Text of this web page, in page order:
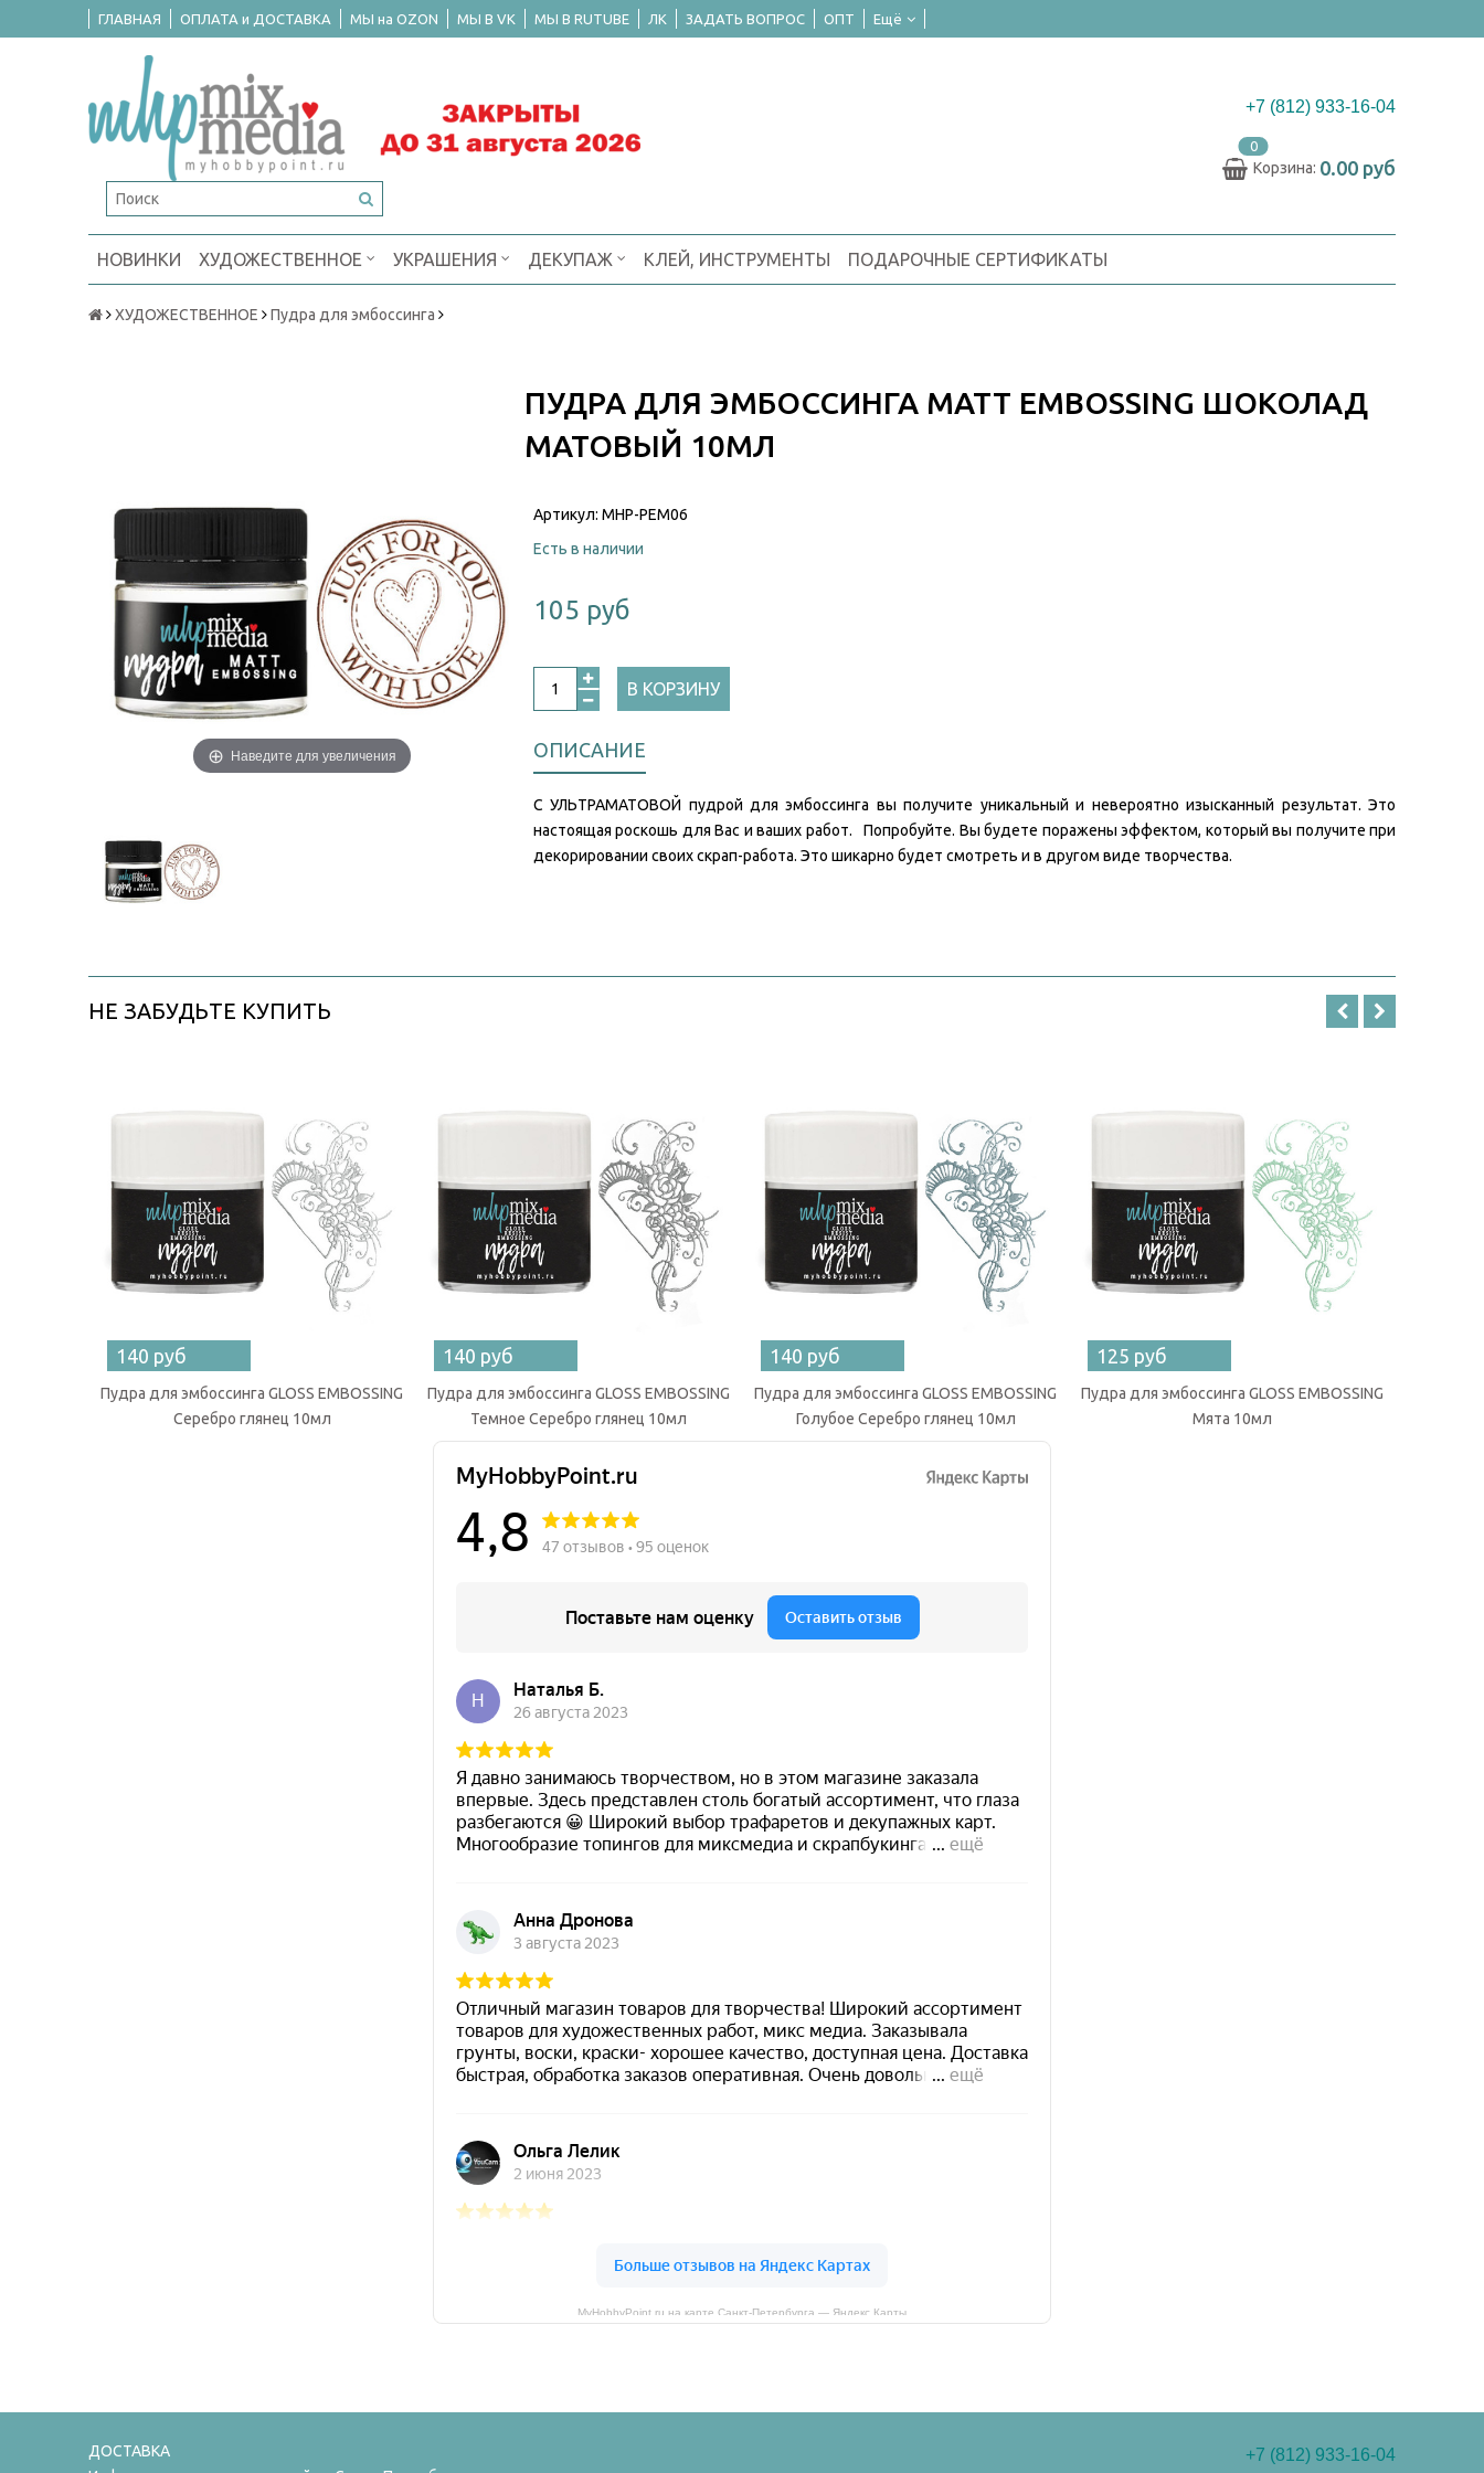
ГЛАВНАЯ ОПЛАТА и ДОСТАВКА МЫ на OZON МЫ В VK МЫ В RUTUBE ЛК ЗАДАТЬ ВОПРОС ОПТ Ещё
+7 (812) 933-16-04
0
Корзина: 0.00 руб
НОВИНКИ ХУДОЖЕСТВЕННОЕ УКРАШЕНИЯ ДЕКУПАЖ КЛЕЙ, ИНСТРУМЕНТЫ ПОДАРОЧНЫЕ СЕРТИФИКАТЫ
ХУДОЖЕСТВЕННОЕ Пудра для эмбоссинга
ПУДРА ДЛЯ ЭМБОССИНГА MATT EMBOSSING ШОКОЛАД
МАТОВЫЙ 10МЛ
Наведите для увеличения
Артикул: MHP-PEM06
Есть в наличии
105 руб
В КОРЗИНУ
ОПИСАНИЕ
С УЛЬТРАМАТОВОЙ пудрой для эмбоссинга вы получите уникальный и невероятно изысканный результат. Это
настоящая роскошь для Вас и ваших работ. Попробуйте. Вы будете поражены эффектом, который вы получите при
декорировании своих скрап-работа. Это шикарно будет смотреть и в другом виде творчества.
НЕ ЗАБУДЬТЕ КУПИТЬ
140 руб
Пудра для эмбоссинга GLOSS EMBOSSING
Серебро глянец 10мл
140 руб
Пудра для эмбоссинга GLOSS EMBOSSING
Темное Серебро глянец 10мл
140 руб
Пудра для эмбоссинга GLOSS EMBOSSING
Голубое Серебро глянец 10мл
125 руб
Пудра для эмбоссинга GLOSS EMBOSSING
Мята 10мл
MyHobbyPoint.ru на карте Санкт‑Петербурга — Яндекс Карты
ДОСТАВКА
+7 (812) 933-16-04